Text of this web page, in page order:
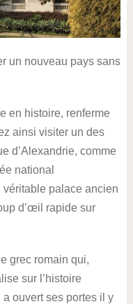
un nouveau pays sans
en histoire, renferme
ainsi visiter un des
d’Alexandrie, comme
national
véritable palace ancien
d’œil rapide sur
grec romain qui,
sur l’histoire
ouvert ses portes il y